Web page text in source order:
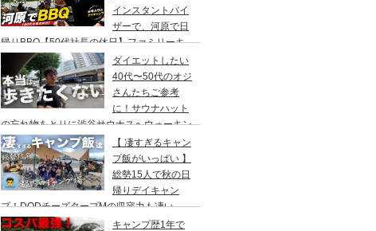
インスタントバイ
ザーで、河原で日
帰りBBQ【50代社長の休日】ファミリーキ
ャンプ初心者さんは、まずこのスタイルでデ
イキャンプがおすすめです。
ダイエットしたい
40代〜50代のオジ
さんたちご参考
に！サウナハット
の忘れ物をとりに渋谷サウナスへウォーキン
グ→ ランチはカレー食べに六本木のCoCo壱
番屋へ
【 凄すぎるキャン
プ飯がいっぱい 】
総勢15人で秋の日
帰りデイキャン
プ！DODチーズタープMの収容力も凄い。
都内のキャンプ場”秋川橋河川公園バーベキ
キャンプ歴1年で